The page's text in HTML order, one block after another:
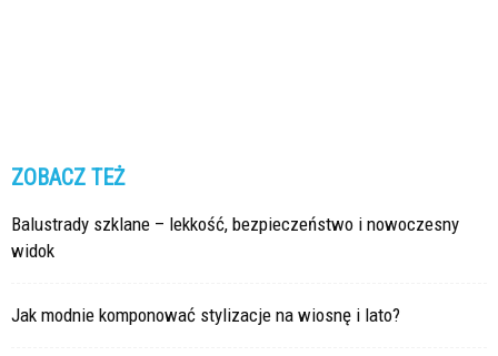
ZOBACZ TEŻ
Balustrady szklane – lekkość, bezpieczeństwo i nowoczesny
widok
Jak modnie komponować stylizacje na wiosnę i lato?